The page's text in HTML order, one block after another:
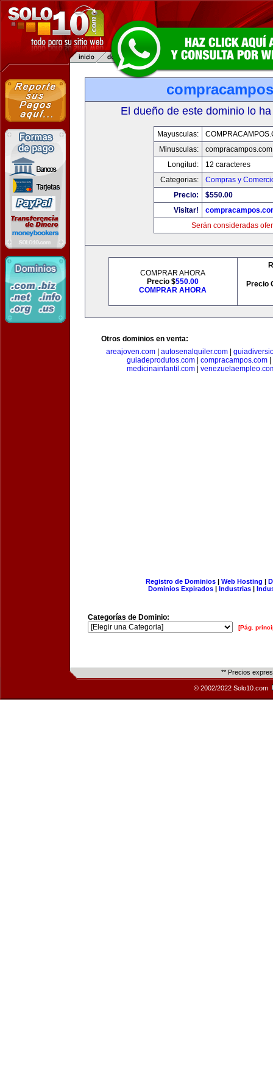
El dueño de este dominio lo
Mayusculas:
Minusculas:
compracampos.com
Longitud:
12 caracteres
Categorias:
Compras y
Precio:
$550.00
Visitar!
Serán consideradas
COMPRAR AHORA
Precio $550.00
COMPRAR AHORA
Precio
Otros dominios en venta:
areajoven.com| autosenalquiler.com|
guiadeprodutos.com| compracampos.com|
medicinainfantil.com|
Registro de Dominios| Web Hosting |
Dominios Expirados | Industrias |
Categorías de Dominio:
[Pág.
** Precios
© 2002/2022 Solo10.com